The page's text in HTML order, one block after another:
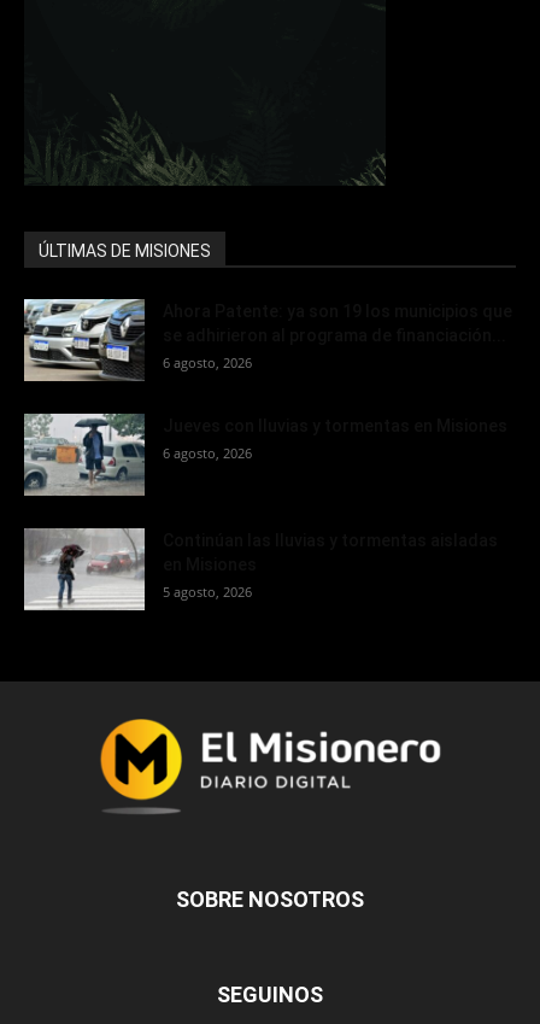
ÚLTIMAS DE MISIONES
6 agosto, 2026
6 agosto, 2026
5 agosto, 2026
SOBRE NOSOTROS
SEGUINOS